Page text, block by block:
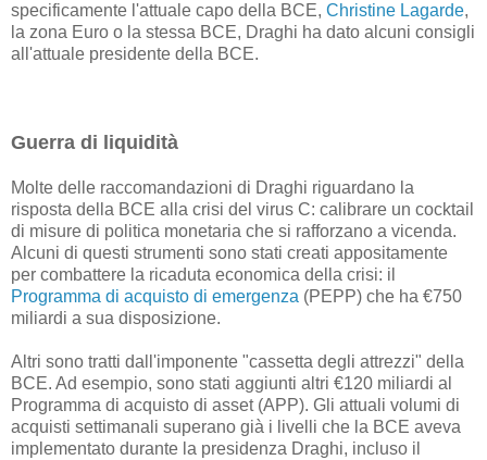
specificamente l'attuale capo della BCE, Christine Lagarde,
la zona Euro o la stessa BCE, Draghi ha dato alcuni consigli
all'attuale presidente della BCE.
Guerra di liquidità
Molte delle raccomandazioni di Draghi riguardano la
risposta della BCE alla crisi del virus C: calibrare un cocktail
di misure di politica monetaria che si rafforzano a vicenda.
Alcuni di questi strumenti sono stati creati appositamente
per combattere la ricaduta economica della crisi: il
Programma di acquisto di emergenza (PEPP) che ha €750
miliardi a sua disposizione.
Altri sono tratti dall'imponente "cassetta degli attrezzi" della
BCE. Ad esempio, sono stati aggiunti altri €120 miliardi al
Programma di acquisto di asset (APP). Gli attuali volumi di
acquisti settimanali superano già i livelli che la BCE aveva
implementato durante la presidenza Draghi, incluso il